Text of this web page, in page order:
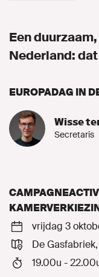
Een
Nederland:
EUROPADAG IN
Wisse
Secretaris
vrijdag 3
De
19.00u -
Vacatures
Onze afdeling
Naar
MIJN